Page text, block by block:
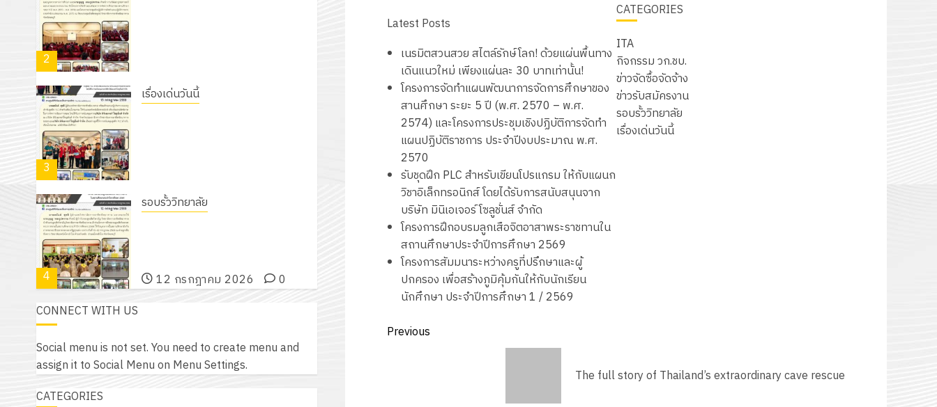
Latest Posts
เนรมิตสวนสวย สไตล์รักษ์โลก! ด้วยแผ่นพื้นทาง
เดินแนวใหม่ เพียงแผ่นละ 30 บาทเท่านั้น!
โครงการจัดทำแผนพัฒนาการจัดการศึกษาของ
สานศึกษา ระยะ 5 ปี (พ.ศ. 2570 – พ.ศ.
2574) และโครงการประชุมเชิงปฏิบัติการจัดทำ
แผนปฏิบัติราชการ ประจำปีงบประมาณ พ.ศ.
2570
รับชุดฝึก PLC สำหรับเขียนโปรแกรม ให้กับแผนก
วิชาอิเล็กทรอนิกส์ โดยได้รับการสนับสนุนจาก
บริษัท มินิเอเจอร์ โซลูชั่นส์ จำกัด
โครงการฝึกอบรมลูกเสือจิตอาสาพระราชทานใน
สถานศึกษาประจำปีการศึกษา 2569
โครงการสัมมนาระหว่างครูที่ปรึกษาและผู้
ปกครอง เพื่อสร้างภูมิคุ้มกันให้กับนักเรียน
นักศึกษา ประจำปีการศึกษา 1 / 2569
CATEGORIES
ITA
กิจกรรม วก.ชบ.
ข่าวจัดซื้อจัดจ้าง
ข่าวรับสมัครงาน
รอบรั้ววิทยาลัย
เรื่องเด่นวันนี้
Post
Previous
The full story of Thailand’s extraordinary cave rescue
2
2570
3
เรื่องเด่นวันนี้
4
รอบรั้ววิทยาลัย
12 กรกฎาคม 2026
0
ผู้ปกครอง เพื่อสร้างภูมิคุ้มกันให้กับ
นักเรียน นักศึกษา ประจำปีการศึกษา 1
CONNECT WITH US
Social menu is not set. You need to create menu and
assign it to Social Menu on Menu Settings.
CATEGORIES